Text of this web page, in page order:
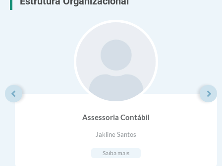
Assessoria Contábil
Jakline Santos
Saiba mais